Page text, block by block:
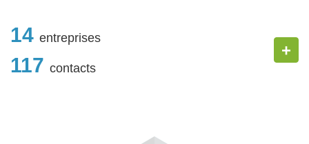
14 entreprises
117 contacts
+